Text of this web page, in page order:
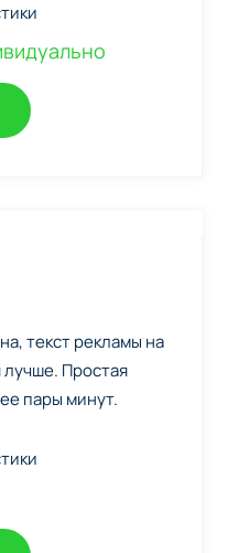
текст рекламы на
Простая
пары минут.